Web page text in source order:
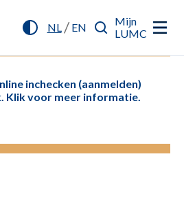
NL/ EN
Mijn
LUMC
inchecken (aanmelden)
Klik voor meer informatie.